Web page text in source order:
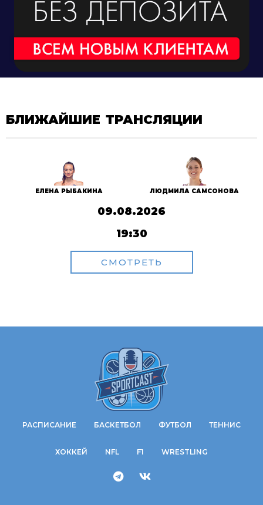
БЛИЖАЙШИЕ ТРАНСЛЯЦИИ
ЕЛЕНА РЫБАКИНА ЛЮДМИЛА САМСОНОВА
09.08.2026
19:30
СМОТРЕТЬ
РАСПИСАНИЕ БАСКЕТБОЛ ФУТБОЛ ТЕННИС
ХОККЕЙ NFL F1 WRESTLING